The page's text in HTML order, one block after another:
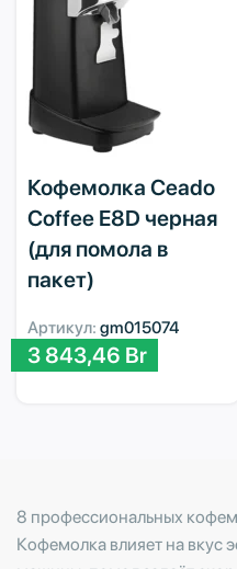
Кофемолка Ceado
Coffee E8D черная
(для помола в
пакет)
Артикул: gm015074
3 843,46 Br
8 профессиональных
Кофемолка влияет на вкус